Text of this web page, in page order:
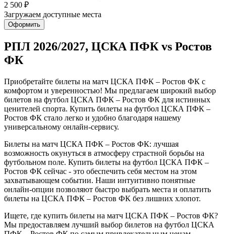
2 500 ₽
Загружаем доступные места
Оформить
РПЛ 2026/2027, ЦСКА ПФК vs Ростов
ФК
Приобретайте билеты на матч ЦСКА ПФК – Ростов ФК с
комфортом и уверенностью! Мы предлагаем широкий выбор
билетов на футбол ЦСКА ПФК – Ростов ФК для истинных
ценителей спорта. Купить билеты на футбол ЦСКА ПФК –
Ростов ФК стало легко и удобно благодаря нашему
универсальному онлайн-сервису.
Билеты на матч ЦСКА ПФК – Ростов ФК: лучшая
возможность окунуться в атмосферу страстной борьбы на
футбольном поле. Купить билеты на футбол ЦСКА ПФК –
Ростов ФК сейчас - это обеспечить себя местом на этом
захватывающем событии. Наши интуитивно понятные
онлайн-опции позволяют быстро выбрать места и оплатить
билеты на ЦСКА ПФК – Ростов ФК без лишних хлопот.
Ищете, где купить билеты на матч ЦСКА ПФК – Ростов ФК?
Мы предоставляем лучший выбор билетов на футбол ЦСКА